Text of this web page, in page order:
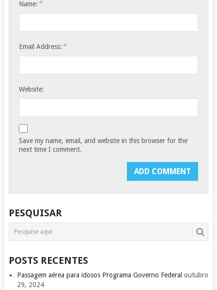
Name: *
Email Address: *
Website:
Save my name, email, and website in this browser for the
next time I comment.
PESQUISAR
POSTS RECENTES
Passagem aérea para idosos Programa Governo Federal outubro
29, 2024